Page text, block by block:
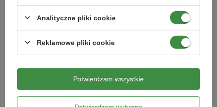
DOSTĘPNE WIDEO
Motyczka podwójna Mini 7 cm LN-M
– Multi-Star – Wolf Garten
DOSTĘPNE WIDEO
Motyka Holenderska 13 cm SH-M –
Multi-Star – Wolf Garten
Analityczne pliki cookie
Reklamowe pliki cookie
Potwierdzam wszystkie